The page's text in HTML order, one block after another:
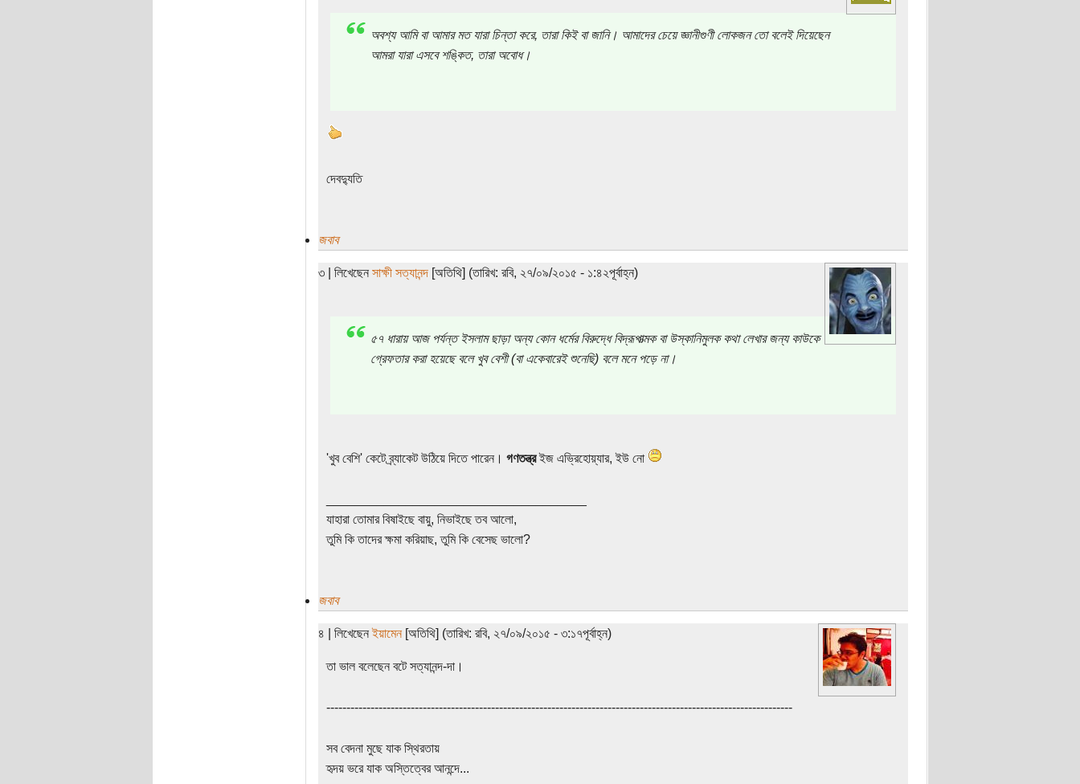
অবশ্য আমি বা আমার মত যারা চিন্তা করে, তারা কিই বা জানি। আমাদের চেয়ে জ্ঞানীগুণী লোকজন তো বলেই দিয়েছেন
আমরা যারা এসবে শঙ্কিত, তারা অবোধ।
দেবদ্যুতি
জবাব
৩ | লিখেছেন সাক্ষী সত্যানন্দ[অতিথি] (তারিখ: রবি, ২৭/০৯/২০১৫ - ১:৪২পূর্বাহ্ন)
৫৭ ধারায় আজ পর্যন্ত ইসলাম ছাড়া অন্য কোন ধর্মের বিরুদ্ধে বিদ্রূপাত্মক বা উস্কানিমুলক কথা লেখার জন্য কাউকে
গ্রেফতার করা হয়েছে বলে খুব বেশী (বা একেবারেই শুনেছি) বলে মনে পড়ে না।
'খুব বেশি' কেটে ব্র্যাকেট উঠিয়ে দিতে পারেন। গণতন্ত্রইজ এভ্রিহোয়্যার, ইউ নো
যাহারা তোমার বিষাইছে বায়ু, নিভাইছে তব আলো,
তুমি কি তাদের ক্ষমা করিয়াছ, তুমি কি বেসেছ ভালো?
জবাব
৪ | লিখেছেনইয়ামেন[অতিথি] (তারিখ: রবি, ২৭/০৯/২০১৫ - ৩:১৭পূর্বাহ্ন)
তা ভাল বলেছেন বটে সত্যানন্দ-দা।
--------------------------------------------------------------------------------------------------------------------
সব বেদনা মুছে যাক স্থিরতায়
হৃদয় ভরে যাক অস্তিত্বের আনন্দে...